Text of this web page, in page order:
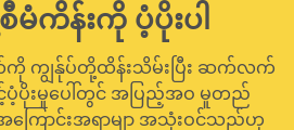
ကိန်းကို ပံ့ပိုးပါ
ကျွန်ုပ်တို့ထိန်းသိမ်းပြီး ဆက်လက်
ပံ့ပိုးမှုပေါ်တွင် အပြည့်အဝ မူတည်
ြောင်းအရာမျာ အသုံးဝင်သည်ဟု